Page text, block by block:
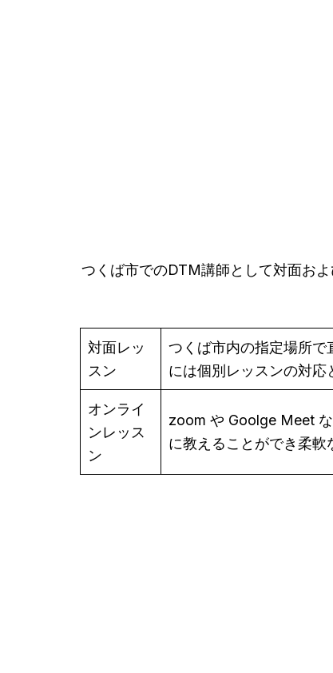
つくば市でのDTM講師として対面お
対面レッ
スン
つくば市内の指定場所で
には個別レッスンの対応
オンライ
ンレッス
ン
zoom や Goolge Meet
に教えることができ柔軟